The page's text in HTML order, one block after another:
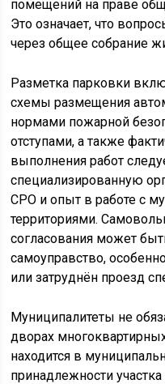
помещений на праве
Это означает, что
через общее собрание
Разметка парковки
схемы размещения
нормами пожарной
отступами, а также
выполнения работ
специализированную
СРО и опыт в работе с
территориями.
согласования может
самоуправство,
или затруднён проезд
Муниципалитеты не
дворах
находится в
принадлежности